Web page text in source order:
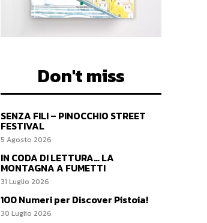
Don't miss
SENZA FILI – PINOCCHIO STREET
FESTIVAL
5 Agosto 2026
IN CODA DI LETTURA… LA
MONTAGNA A FUMETTI
31 Luglio 2026
100 Numeri per Discover Pistoia!
30 Luglio 2026